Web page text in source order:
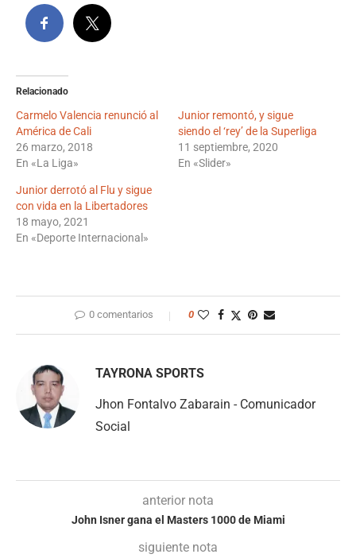
Relacionado
Carmelo Valencia renunció al
América de Cali
26 marzo, 2018
En «La Liga»
Junior remontó, y sigue
siendo el ‘rey’ de la Superliga
11 septiembre, 2020
En «Slider»
Junior derrotó al Flu y sigue
con vida en la Libertadores
18 mayo, 2021
En «Deporte Internacional»
0 comentarios 0
TAYRONA SPORTS
Jhon Fontalvo Zabarain - Comunicador
Social
anterior nota
John Isner gana el Masters 1000 de Miami
siguiente nota